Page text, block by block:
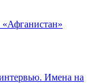
Имена на